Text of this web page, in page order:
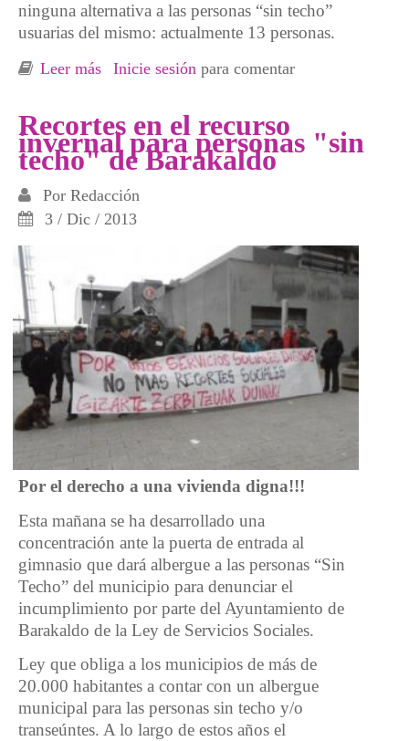
ninguna alternativa a las personas “sin techo”
usuarias del mismo: actualmente 13 personas.
Leer más sobre Nuevos recortes en Barakaldo. Cierre
Inicie sesión para comentar
Recortes en el recurso
invernal para personas "sin
techo" de Barakaldo
Por Redacción
3 / Dic / 2013
Por el derecho a una vivienda digna!!!
Esta mañana se ha desarrollado una
concentración ante la puerta de entrada al
gimnasio que dará albergue a las personas “Sin
Techo” del municipio para denunciar el
incumplimiento por parte del Ayuntamiento de
Barakaldo de la Ley de Servicios Sociales.
Ley que obliga a los municipios de más de
20.000 habitantes a contar con un albergue
municipal para las personas sin techo y/o
transeúntes. A lo largo de estos años el